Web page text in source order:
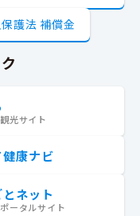
護法 補償金
光サイト
康ナビ
ネット
ータルサイト